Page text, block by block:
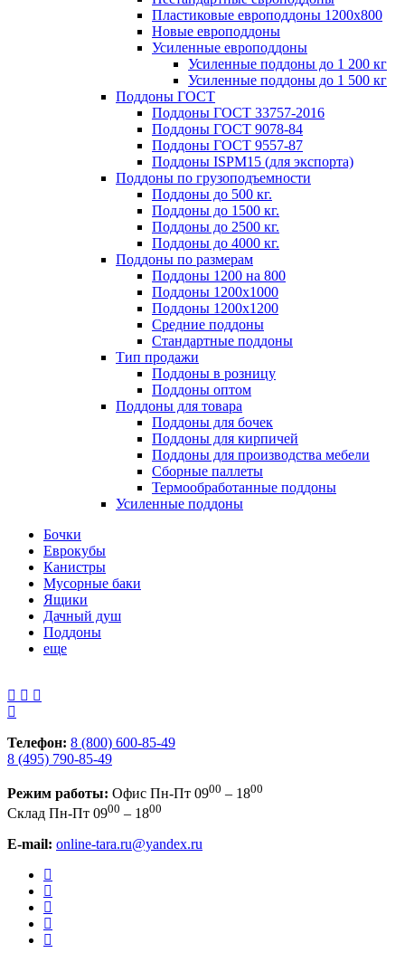
Пластиковые европоддоны 1200х800
Новые европоддоны
Усиленные европоддоны
Усиленные поддоны до 1 200 кг
Усиленные поддоны до 1 500 кг
Поддоны ГОСТ
Поддоны ГОСТ 33757-2016
Поддоны ГОСТ 9078-84
Поддоны ГОСТ 9557-87
Поддоны ISPM15 (для экспорта)
Поддоны по грузоподъемности
Поддоны до 500 кг.
Поддоны до 1500 кг.
Поддоны до 2500 кг.
Поддоны до 4000 кг.
Поддоны по размерам
Поддоны 1200 на 800
Поддоны 1200х1000
Поддоны 1200х1200
Средние поддоны
Стандартные поддоны
Тип продажи
Поддоны в розницу
Поддоны оптом
Поддоны для товара
Поддоны для бочек
Поддоны для кирпичей
Поддоны для производства мебели
Сборные паллеты
Термообработанные поддоны
Усиленные поддоны
Бочки
Еврокубы
Канистры
Мусорные баки
Ящики
Дачный душ
Поддоны
еще
Телефон: 8 (800) 600-85-49
8 (495) 790-85-49
Режим работы: Офис Пн-Пт 0900 – 1800
Склад Пн-Пт 0900 – 1800
E-mail: online-tara.ru@yandex.ru